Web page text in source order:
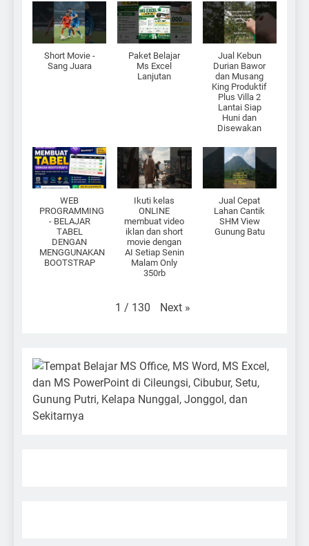
Short Movie -
Sang Juara
Paket Belajar
Ms Excel
Lanjutan
Jual Kebun
Durian Bawor
dan Musang
King Produktif
Plus Villa 2
Lantai Siap
Huni dan
Disewakan
WEB
PROGRAMMING
- BELAJAR
TABEL
DENGAN
MENGGUNAKAN
BOOTSTRAP
Ikuti kelas
ONLINE
membuat video
iklan dan short
movie dengan
AI Setiap Senin
Malam Only
350rb
Jual Cepat
Lahan Cantik
SHM View
Gunung Batu
1 / 130 Next »